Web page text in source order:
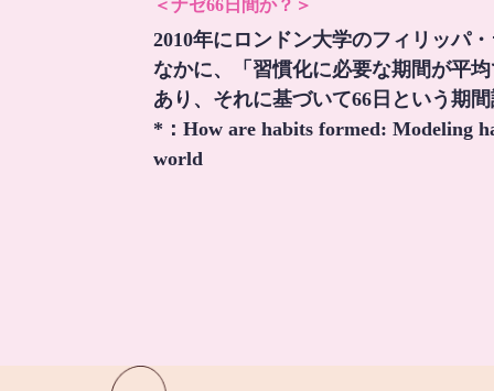
＜ナゼ66日間か？＞
2010年にロンドン大学のフィリッパ
なかに、「習慣化に必要な期間が平
あり、それに基づいて66日という期
*：How are habits formed: Modeling
world